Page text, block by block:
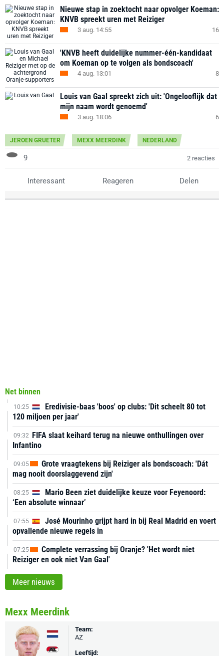
Nieuwe stap in zoektocht naar opvolger Koeman:
KNVB spreekt uren met Reiziger
3 aug. 14:55 16
'KNVB heeft duidelijke nummer-één-kandidaat
om Koeman op te volgen als bondscoach'
4 aug. 13:01 8
Louis van Gaal spreekt zich uit: 'Ongelooflijk dat
mijn naam wordt genoemd'
3 aug. 18:06 6
JEROEN GRUETER MEXX MEERDINK NEDERLAND
9 2 reacties
Interessant Reageren Delen
Net binnen
10:25
Eredivisie-baas 'boos' op clubs: 'Dit scheelt 80 tot
120 miljoen per jaar'
09:32 FIFA slaat keihard terug na nieuwe onthullingen over
Infantino
09:05
Grote vraagtekens bij Reiziger als bondscoach: 'Dát
mag nooit doorslaggevend zijn'
08:25
Mario Been ziet duidelijke keuze voor Feyenoord:
‘Een absolute winnaar’
07:55
José Mourinho grijpt hard in bij Real Madrid en voert
opvallende nieuwe regels in
07:25
Complete verrassing bij Oranje? 'Het wordt niet
Reiziger en ook niet Van Gaal'
Meer nieuws
Mexx Meerdink
Team:
AZ
Leeftijd: